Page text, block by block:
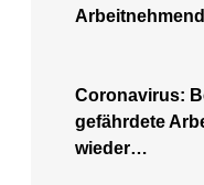
Coronavirus:
gefährdete
wieder…